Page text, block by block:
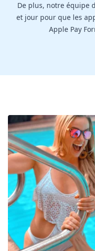
De plus, notre équipe
et jour pour que les
Apple Pay